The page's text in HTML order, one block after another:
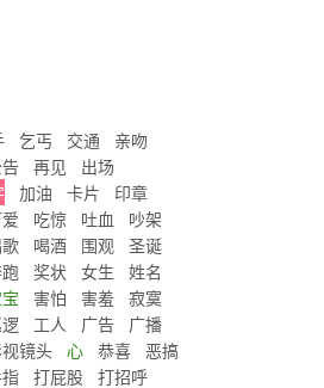
乞丐 交通
亲吻
再见
出场
加油 卡片
印章
吃惊 吐血
吵架
喝酒 围观
圣诞
奖状 女生
姓名
害怕 害羞
寂寞
工人 广告
广播
镜头 心 恭喜
恶搞
打屁股
打招呼